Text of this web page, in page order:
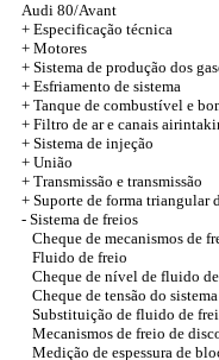
Audi 80/Avant
+ Especificação técnica
+ Motores
+ Sistema de produção dos
+ Esfriamento de sistema
+ Tanque de combustível e
+ Filtro de ar e canais
+ Sistema de injeção
+ União
+ Transmissão e transmissão
+ Suporte de forma triangular
- Sistema de freios
Cheque de mecanismos de
Fluido de freio
Cheque de nível de fluido
Cheque de tensão do
Substituição de fluido de
Mecanismos de freio de
Medição de espessura de